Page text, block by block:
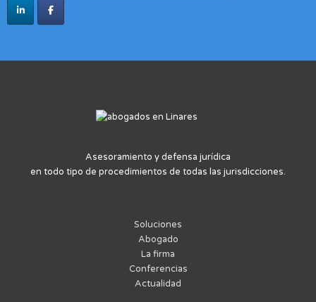
Asesoramiento y defensa jurídica
en todo tipo de procedimientos de todas las jurisdicciones.
Soluciones
Abogado
La firma
Conferencias
Actualidad